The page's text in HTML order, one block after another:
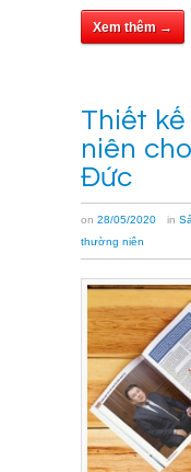
Xem thêm →
Thiết
niên
Đức
on 28/05/2020 in
thường niên